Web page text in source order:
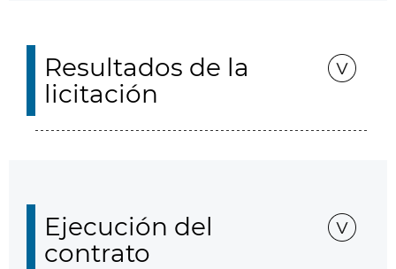
Resultados de la
licitación
Ejecución del
contrato